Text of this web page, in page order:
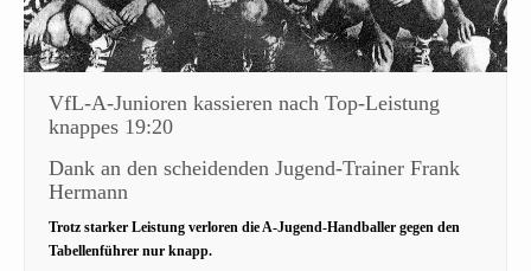
VfL-A-Junioren kassieren nach Top-Leistung
knappes 19:20
Dank an den scheidenden Jugend-Trainer Frank
Hermann
Trotz starker Leistung verloren die A-Jugend-Handballer gegen den
Tabellenführer nur knapp.